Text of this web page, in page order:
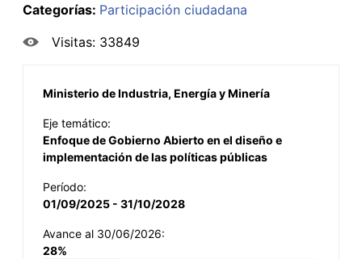
Categorías: Participación ciudadana
Visitas: 33849
Ministerio de Industria, Energía y Minería
Eje temático:
Enfoque de Gobierno Abierto en el diseño e
implementación de las políticas públicas
Período:
01/09/2025 - 31/10/2028
Avance al 30/06/2026:
28%